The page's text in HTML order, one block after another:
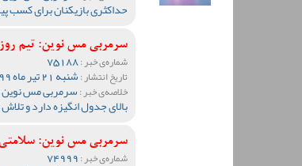
حداکثری بازیکنان برای کسب
سرمربی مس نوین: تیم
شماره‌ی خبر :75188
تاریخ انتشار :شنبه 21 تیر ماه 1399 ساعت 11:24
خلاصه‌ی خبر :سرمربی مس نوین
بالای جدول انگیزه دارد و
سرمربی مس نوین:
شماره‌ی خبر :